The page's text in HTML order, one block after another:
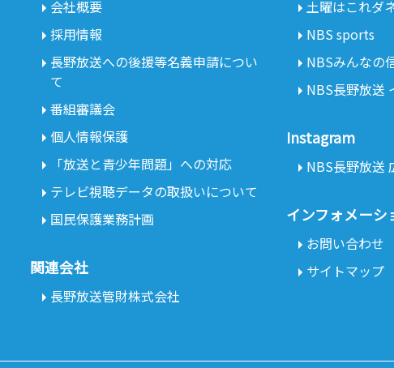
会社概要
採用情報
長野放送への後援等名義申請につい
て
番組審議会
個人情報保護
「放送と青少年問題」への対応
テレビ視聴データの取扱いについて
国民保護業務計画
関連会社
長野放送管財株式会社
土曜はこれダ
NBS sports
NBSみんなの
NBS長野放送
Instagram
NBS長野放送
インフォメーシ
お問い合わせ
サイトマップ